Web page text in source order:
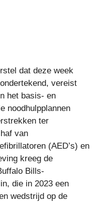
dat deze week
vereist
het basis- en
noodhulpplannen
ter
van
(AED’s) en
kreeg de
Bills-
die in 2023 een
wedstrijd op de